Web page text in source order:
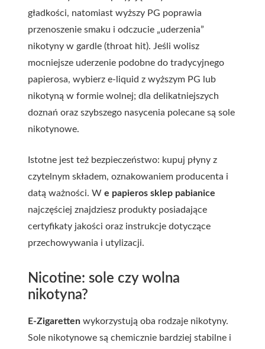
gładkości, natomiast wyższy PG poprawia
przenoszenie smaku i odczucie „uderzenia”
nikotyny w gardle (throat hit). Jeśli wolisz
mocniejsze uderzenie podobne do tradycyjnego
papierosa, wybierz e-liquid z wyższym PG lub
nikotyną w formie wolnej; dla delikatniejszych
doznań oraz szybszego nasycenia polecane są sole
nikotynowe.
Istotne jest też bezpieczeństwo: kupuj płyny z
czytelnym składem, oznakowaniem producenta i
datą ważności. W e papieros sklep pabianice
najczęściej znajdziesz produkty posiadające
certyfikaty jakości oraz instrukcje dotyczące
przechowywania i utylizacji.
Nicotine: sole czy wolna
nikotyna?
E-Zigaretten wykorzystują oba rodzaje nikotyny.
Sole nikotynowe są chemicznie bardziej stabilne i